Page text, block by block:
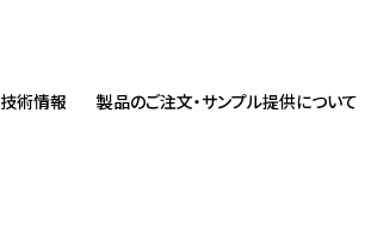
技術情報 製品のご注文・サンプル提供について